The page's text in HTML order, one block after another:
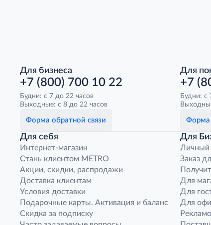
Для бизнеса
+7 (800) 700 10 22
Будни: с 7 до 22 часов
Выходные: с 8 до 22 часов
Форма обратной связи
Для
+7
Будни: с
Форма
Для себя
Интернет-магазин
Стань клиентом METRO
Акции, скидки, распродажи
Доставка клиентам
Условия доставки
Подарочные карты. Активация и баланс
Скидка за подписку
Для
Личный
Заказ
Для
Для
Для